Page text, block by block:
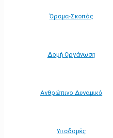
Όραμα-Σκοπός
Δομή Οργάνωση
Ανθρώπινο Δυναμικό
Υποδομές